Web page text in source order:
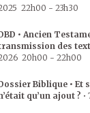
22h00 - 23h30
• Ancien
des
20h00 - 22h00
Biblique • Et
qu’un ajout ? •